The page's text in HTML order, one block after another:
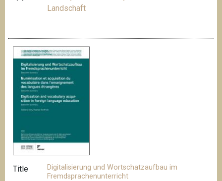
Landschaft
Title
Digitalisierung und Wortschatzaufbau im
Fremdsprachenunterricht